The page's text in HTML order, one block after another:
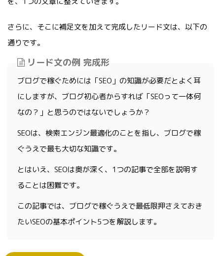
さらに、そこに補足文を加えて完成したリード文は、以下の
通りです。
リード文の例 完成形
ブログで稼ぐためには「SEO」の知識が必要だとよく耳
にしますが、ブログ初心者からすれば「SEOって一体何
なの？」と思うのではないでしょうか？
SEOは、検索エンジン最適化のことを指し、ブログで稼
ぐうえで最も大切な知識です。
とはいえ、SEOは奥が深く、1つの記事で全部を説明す
ることは困難です。
この記事では、ブログで稼ぐうえで最低限押さえておき
たいSEOの基本ポイント5つを解説します。